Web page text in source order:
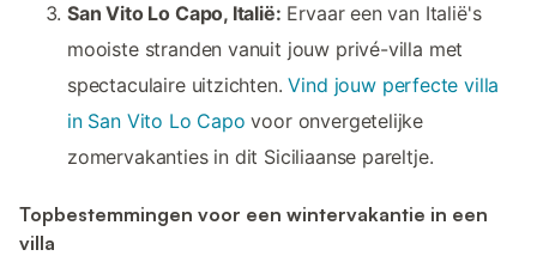
San Vito Lo Capo, Italië: Ervaar een van Italië's
mooiste stranden vanuit jouw privé-villa met
spectaculaire uitzichten.Vind jouw perfecte villa
in San Vito Lo Capo voor onvergetelijke
zomervakanties in dit Siciliaanse pareltje.
Topbestemmingen voor een wintervakantie in een
villa